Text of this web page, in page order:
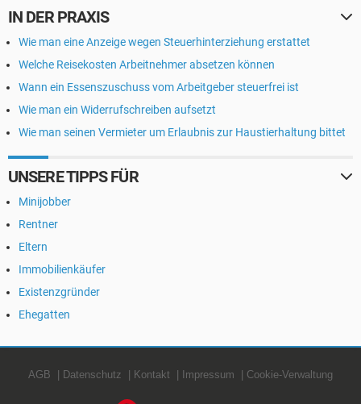
IN DER PRAXIS
Wie man eine Anzeige wegen Steuerhinterziehung erstattet
Welche Reisekosten Arbeitnehmer absetzen können
Wann ein Essenszuschuss vom Arbeitgeber steuerfrei ist
Wie man ein Widerrufschreiben aufsetzt
Wie man seinen Vermieter um Erlaubnis zur Haustierhaltung bittet
UNSERE TIPPS FÜR
Minijobber
Rentner
Eltern
Immobilienkäufer
Existenzgründer
Ehegatten
AGB Datenschutz Kontakt Impressum Cookie-Verwaltung